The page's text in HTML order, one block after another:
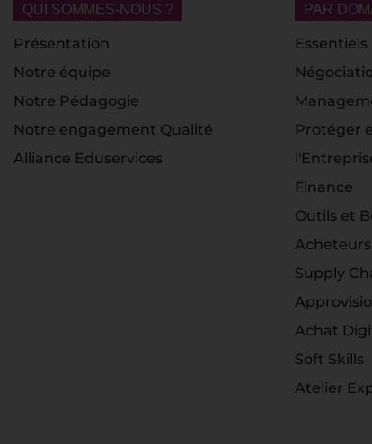
QUI SOMMES-NOUS ?
Présentation
Notre équipe
Notre Pédagogie
Notre engagement Qualité
Alliance Eduservices
PAR
Essentiels
Protéger
Finance
Outils et
Acheteurs
Supply
Achat
Soft Skills
Atelier